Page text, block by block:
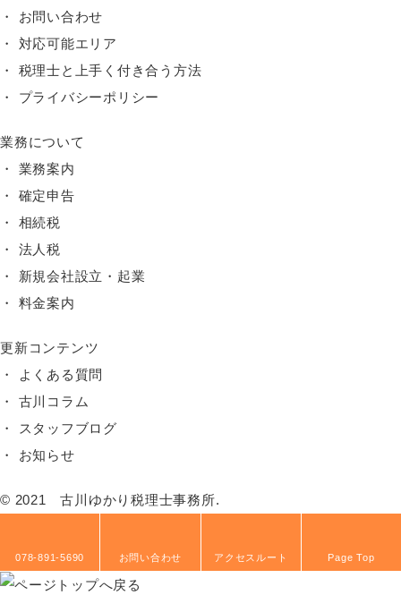
お問い合わせ
対応可能エリア
税理士と上手く付き合う方法
プライバシーポリシー
業務について
業務案内
確定申告
相続税
法人税
新規会社設立・起業
料金案内
更新コンテンツ
よくある質問
古川コラム
スタッフブログ
お知らせ
© 2021 古川ゆかり税理士事務所.
078-891-5690 お問い合わせ アクセスルート Page Top